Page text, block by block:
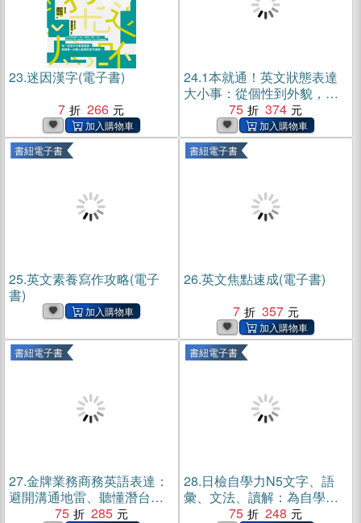
23.迷因漢字(電子書)
7
266
24.1本就通！英文狀態表達
大小事：從個性到外貌，從
生活到職場，日常用語涵蓋
食衣住行，自然養成開口說
英文的原子習慣！(電子書)
75 374
書紐電子書
25.英文素養寫作攻略(電子
書)
書紐電子書
26.英文焦點速成(電子書)
7
357
書紐電子書
27.金牌業務商務英語表達：
避開溝通地雷、聽懂潛台
詞、順利拿下訂單(電子書)
75 285
書紐電子書
28.日檢自學力N5文字、語
彙、文法、讀解：為自學備
考者打造的完全指南(電子書)
75 248